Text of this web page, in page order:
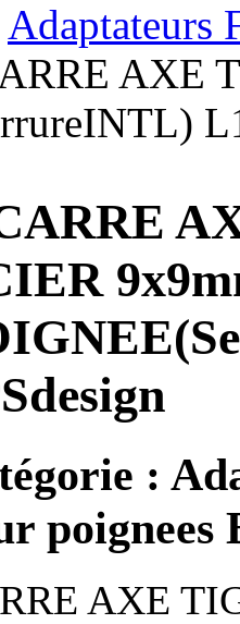
Adaptateurs
AXE
:
poignees
AXE